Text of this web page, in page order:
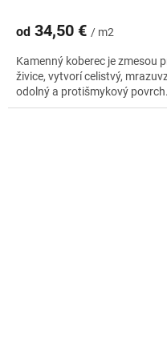
od 34,50 € / m2
Kamenný koberec je zmesou
živice, vytvorí celistvý,
odolný a protišmykový